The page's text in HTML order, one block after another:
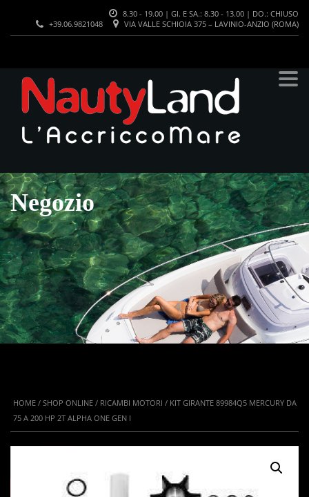
8.30 - 19.00 | GI. E SA.: 8.30 - 13.00 | DO.: CHIUSO
VIA VALLE SCHIOIA 375 – LAVINIO-ANZIO (ROMA)
+39.06.9821048
Negozio
HOME / SHOP ONLINE / RICAMBI MOTORI / KIT GIRANTE 89984Q5 MERCURY DA
75 A 200 HP 2T ALPHA ONE GEN I
IN OFFERTA!